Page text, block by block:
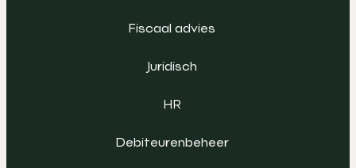
Fiscaal advies
Juridisch
HR
Debiteurenbeheer